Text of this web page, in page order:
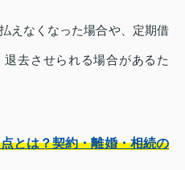
えなくなった場合や、定期借
去させられる場合があるた
とは？契約・離婚・相続の